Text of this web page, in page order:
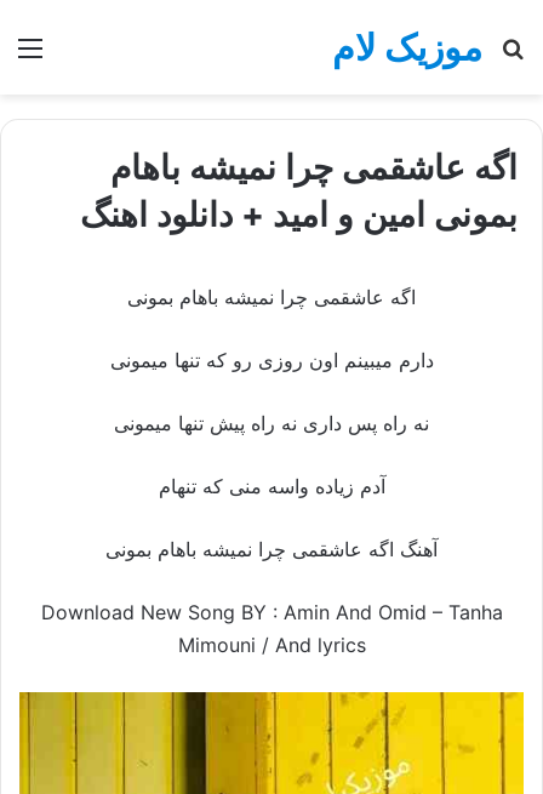
موزیک لام
جستجو
اگه عاشقمی چرا نمیشه باهام
بمونی امین و امید + دانلود اهنگ
اگه عاشقمی چرا نمیشه باهام بمونی
دارم میبینم اون روزی رو که تنها میمونی
نه راه پس داری نه راه پیش تنها میمونی
آدم زیاده واسه منی که تنهام
آهنگ اگه عاشقمی چرا نمیشه باهام بمونی
Download New Song BY : Amin And Omid – Tanha
Mimouni / And lyrics